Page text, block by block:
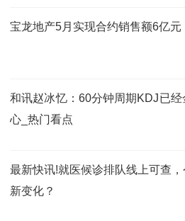
宝龙地产5月实现合约销售额6亿元
和讯赵冰忆：60分钟周期KDJ已
心_热门看点
最新快讯!就医候诊排队线上可查
新变化？